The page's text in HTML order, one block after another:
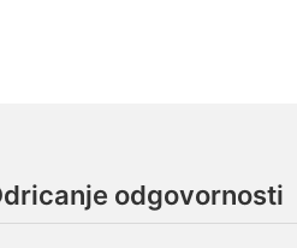
odgovornosti